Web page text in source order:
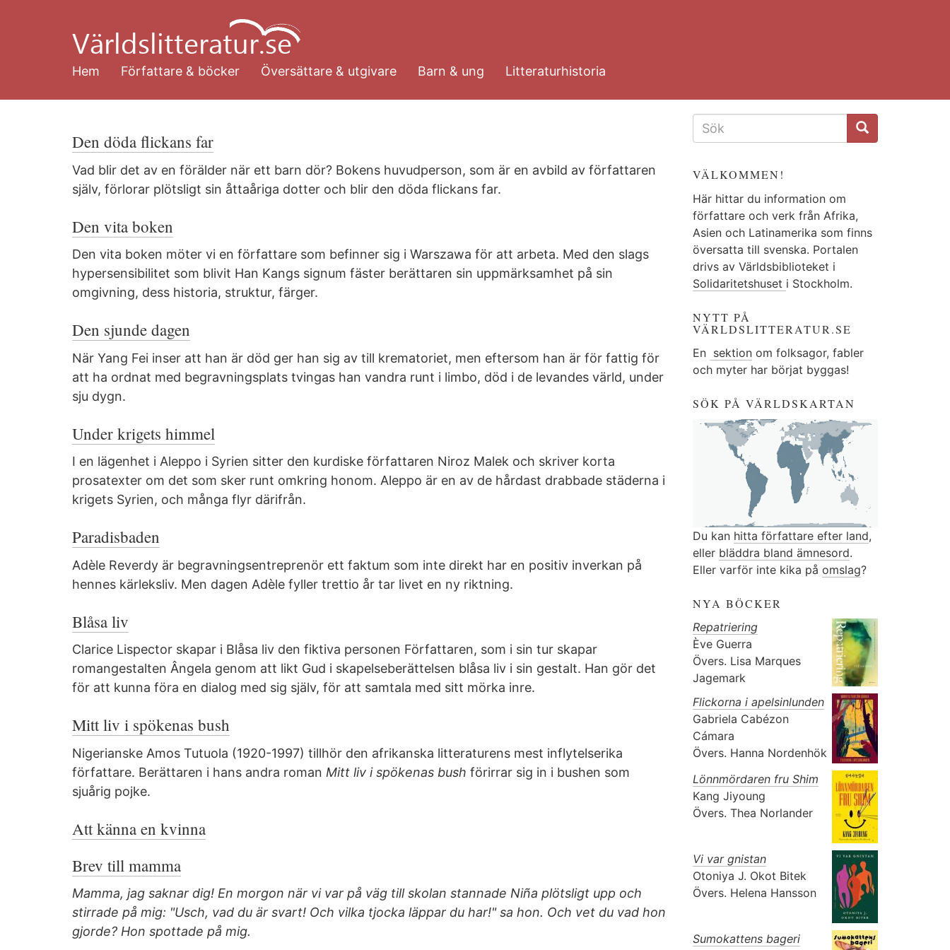
huvudinnehåll
Hem
Författare & böcker Översättare & utgivare Barn & ung Litteraturhistoria
Den döda flickans far
Vad blir det av en förälder när ett barn dör? Bokens huvudperson, som är en avbild av författaren
själv, förlorar plötsligt sin åttaåriga dotter och blir den döda flickans far.
Den vita boken
Den vita boken möter vi en författare som befinner sig i Warszawa för att arbeta. Med den slags
hypersensibilitet som blivit Han Kangs signum fäster berättaren sin uppmärksamhet på sin
omgivning, dess historia, struktur, färger.
Den sjunde dagen
När Yang Fei inser att han är död ger han sig av till krematoriet, men eftersom han är för fattig för
att ha ordnat med begravningsplats tvingas han vandra runt i limbo, död i de levandes värld, under
sju dygn.
Under krigets himmel
I en lägenhet i Aleppo i Syrien sitter den kurdiske författaren Niroz Malek och skriver korta
prosatexter om det som sker runt omkring honom. Aleppo är en av de hårdast drabbade städerna i
krigets Syrien, och många flyr därifrån.
Paradisbaden
Adèle Reverdy är begravningsentreprenör ett faktum som inte direkt har en positiv inverkan på
hennes kärleksliv. Men dagen Adèle fyller trettio år tar livet en ny riktning.
Blåsa liv
Clarice Lispector skapar i Blåsa liv den fiktiva personen Författaren, som i sin tur skapar
romangestalten Ângela genom att likt Gud i skapelseberättelsen blåsa liv i sin gestalt. Han gör det
för att kunna föra en dialog med sig själv, för att samtala med sitt mörka inre.
Mitt liv i spökenas bush
Nigerianske Amos Tutuola (1920-1997) tillhör den afrikanska litteraturens mest inflytelserika
författare. Berättaren i hans andra roman Mitt liv i spökenas bush förirrar sig in i bushen som
sjuårig pojke.
Att känna en kvinna
Brev till mamma
Mamma, jag saknar dig! En morgon när vi var på väg till skolan stannade Niña plötsligt upp och
stirrade på mig: "Usch, vad du är svart! Och vilka tjocka läppar du har!" sa hon. Och vet du vad hon
gjorde? Hon spottade på mig.
SÖKFORMULÄR
VÄLKOMMEN!
Här hittar du information om
författare och verk från Afrika,
Asien och Latinamerika som finns
översatta till svenska. Portalen
drivs av Världsbiblioteket i
Solidaritetshuset i Stockholm.
NYTT PÅ
VÄRLDSLITTERATUR.SE
En sektionom folksagor, fabler
och myter har börjat byggas!
SÖK PÅ VÄRLDSKARTAN
Du kan hitta författare efter land,
eller bläddra bland ämnesord.
Eller varför inte kika på omslag?
NYA BÖCKER
Repatriering
Ève Guerra
Övers. Lisa Marques
Jagemark
Flickorna i apelsinlunden
Gabriela Cabézon
Cámara
Övers. Hanna Nordenhök
Lönnmördaren fru Shim
Kang Jiyoung
Övers. Thea Norlander
Vi var gnistan
Otoniya J. Okot Bitek
Övers. Helena Hansson
Sumokattens bageri